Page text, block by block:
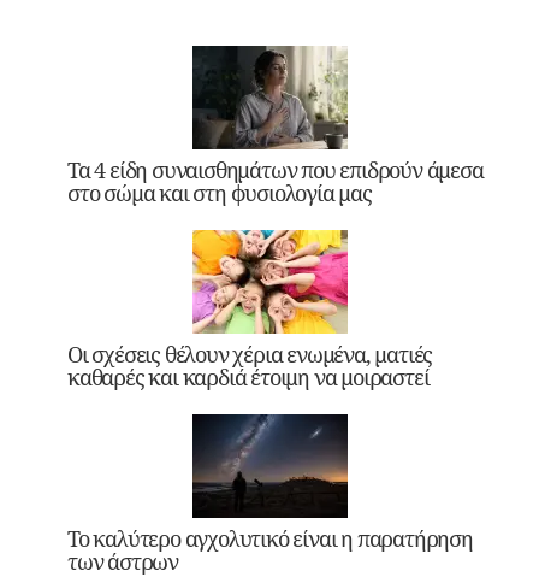
Τα 4 είδη συναισθημάτων που επιδρούν άμεσα
στο σώμα και στη φυσιολογία μας
Οι σχέσεις θέλουν χέρια ενωμένα, ματιές
καθαρές και καρδιά έτοιμη να μοιραστεί
Το καλύτερο αγχολυτικό είναι η παρατήρηση
των άστρων